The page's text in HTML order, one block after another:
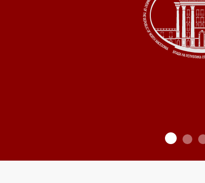
Дијалог меѓу Владата и граѓанскиот